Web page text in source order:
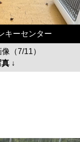
キーセンター
（7/11）
↓